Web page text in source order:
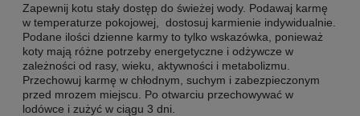
Zapewnij kotu stały dostęp do świeżej wody. Podawaj karmę
w temperaturze pokojowej, dostosuj karmienie indywidualnie.
Podane ilości dzienne karmy to tylko wskazówka, ponieważ
koty mają różne potrzeby energetyczne i odżywcze w
zależności od rasy, wieku, aktywności i metabolizmu.
Przechowuj karmę w chłodnym, suchym i zabezpieczonym
przed mrozem miejscu. Po otwarciu przechowywać w
lodówce i zużyć w ciągu 3 dni.